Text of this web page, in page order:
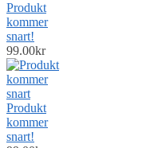
Produkt
kommer
snart!
99.00kr
Produkt
kommer
snart!